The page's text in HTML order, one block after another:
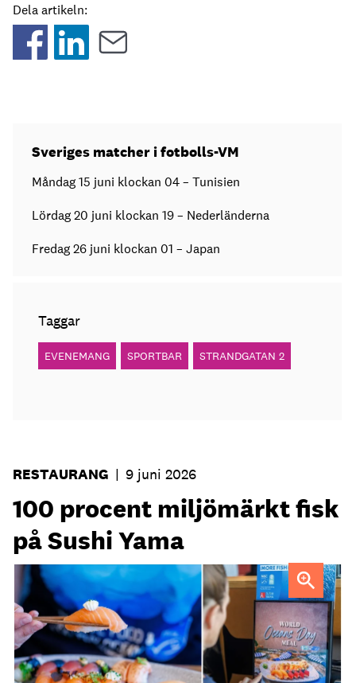
Dela artikeln:
Sveriges matcher i fotbolls-VM
Måndag 15 juni klockan 04 – Tunisien
Lördag 20 juni klockan 19 – Nederländerna
Fredag 26 juni klockan 01 – Japan
Taggar
EVENEMANG SPORTBAR STRANDGATAN 2
RESTAURANG | 9 juni 2026
100 procent miljömärkt fisk
på Sushi Yama